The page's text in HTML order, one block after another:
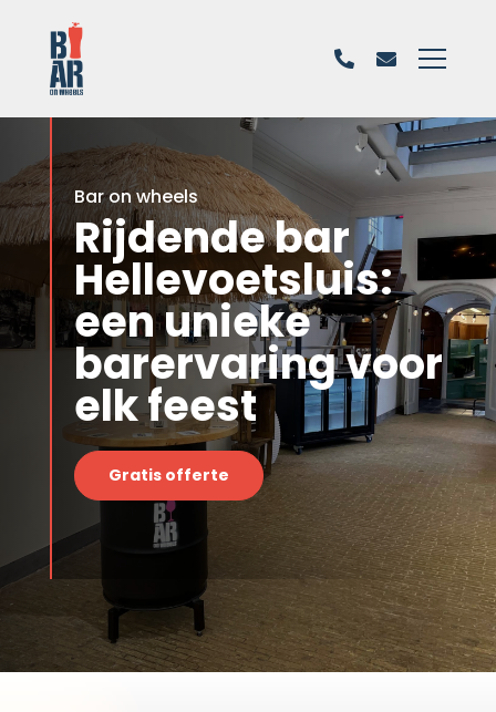
Bar on wheels
Rijdende bar
Hellevoetsluis:
een unieke
barervaring voor
elk feest
Gratis offerte